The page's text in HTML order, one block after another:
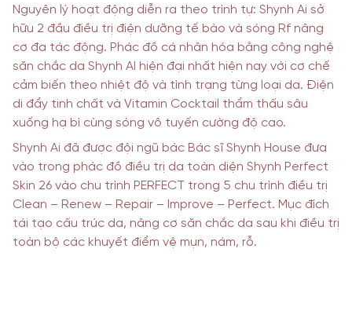
Nguyên lý hoạt động diễn ra theo trình tự: Shynh Ai sở
hữu 2 đầu điều trị điện dưỡng tế bào và sóng Rf nâng
cơ đa tác động. Phác đồ cá nhân hóa bằng công nghệ
săn chắc da Shynh AI hiện đại nhất hiện nay với cơ chế
cảm biến theo nhiệt độ và tình trạng từng loại da. Điện
di đẩy tinh chất và Vitamin Cocktail thẩm thấu sâu
xuống hạ bì cùng sóng vô tuyến cường độ cao.
Shynh Ai đã được đội ngũ bác Bác sĩ Shynh House đưa
vào trong phác đồ điều trị da toàn diện Shynh Perfect
Skin 26 vào chu trình PERFECT trong 5 chu trình điều trị
Clean – Renew – Repair – Improve – Perfect. Mục đích
tái tạo cấu trúc da, nâng cơ săn chắc da sau khi điều trị
toàn bộ các khuyết điểm vệ mụn, nám, rỗ.